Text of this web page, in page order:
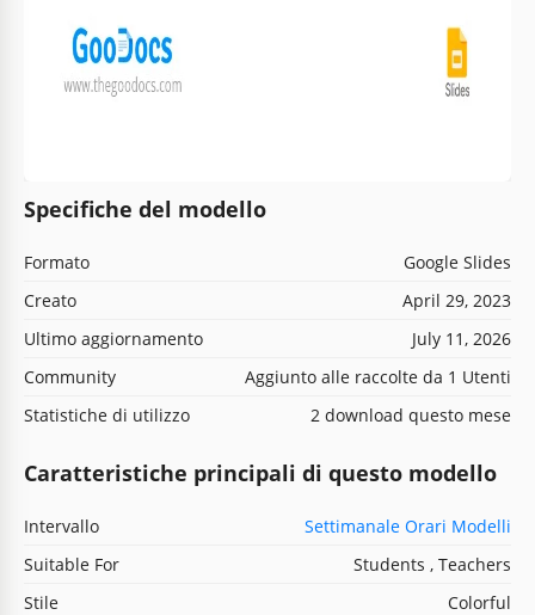
Specifiche del modello
Formato
Google Slides
Creato
April 29, 2023
Ultimo aggiornamento
July 11, 2026
Community
Aggiunto alle raccolte da 1 Utenti
Statistiche di utilizzo
2 download questo mese
Caratteristiche principali di questo modello
Intervallo
Settimanale Orari Modelli
Suitable For
Students , Teachers
Stile
Colorful